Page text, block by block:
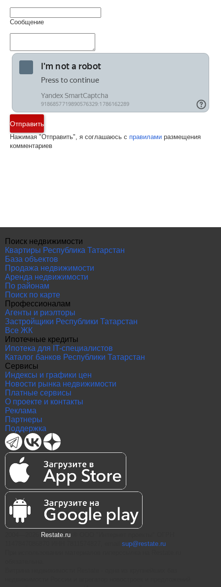
Сообщение
Отправить
Нажимая "Отправить", я соглашаюсь с правилами размещения
комментариев
Поиск недвижимости
Квартиры Республика Татарстан
База объектов
Продажа недвижимости
Аренда недвижимости
По районам
Поиск по карте
Профессионалам
Агенты и риэлторы
Застройщики Республики Татарстан
Все ЖК
Ипотечные кредиты
Ипотека для IT-специалистов
Каталог банков Республики Татарстан
Сервисы
Индексы и графики цен
Новости рынка недвижимости
Платные сервисы
О проекте и контакты
Реклама
Партнеры
Поддержка
Restate.ru
sup@restate.ru